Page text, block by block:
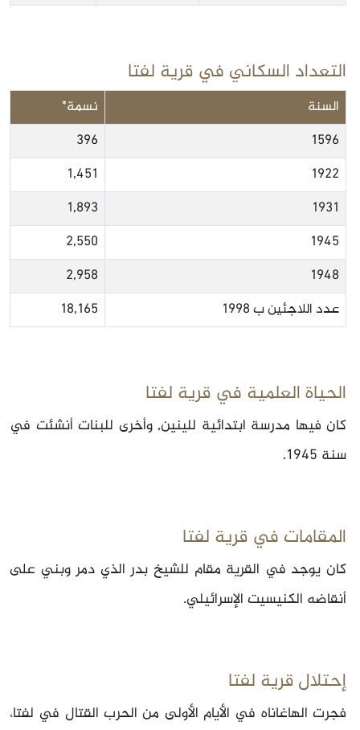
التعداد السكاني في قرية لفتا
السنة
نسمة*
1596
396
1922
1,451
1931
1,893
1945
2,550
1948
2,958
عدد اللاجئين ب 1998
18,165
الحياة العلمية في قرية لفتا
كان فيها مدرسة ابتدائية للينين, وأخرى للبنات أنشئت في
سنة 1945.
المقامات في قرية لفتا
كان يوجد في القرية مقام للشيخ بدر الذي دمر وبني على
أنقاضه الكنيسيت الإسرائيلي.
إحتلال قرية لفتا
فجرت الهاغاناه في الأيام الأولى من الحرب القتال في لفتا،